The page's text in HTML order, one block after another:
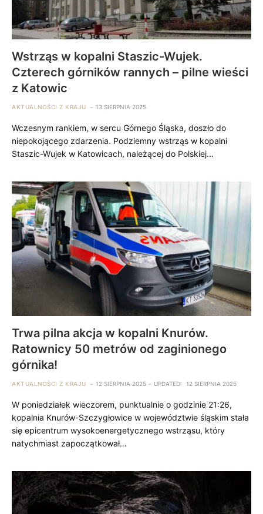
Wstrząs w kopalni Staszic-Wujek.
Czterech górników rannych – pilne wieści
z Katowic
AKTUALNOŚCI Z KRAJU 13 SIERPNIA 2025
Wczesnym rankiem, w sercu Górnego Śląska, doszło do
niepokojącego zdarzenia. Podziemny wstrząs w kopalni
Staszic-Wujek w Katowicach, należącej do Polskiej…
Trwa pilna akcja w kopalni Knurów.
Ratownicy 50 metrów od zaginionego
górnika!
AKTUALNOŚCI Z KRAJU 12 SIERPNIA 2025 UPDATED: 12 SIERPNIA 2025
W poniedziałek wieczorem, punktualnie o godzinie 21:26,
kopalnia Knurów-Szczygłowice w województwie śląskim stała
się epicentrum wysokoenergetycznego wstrząsu, który
natychmiast zapoczątkował…